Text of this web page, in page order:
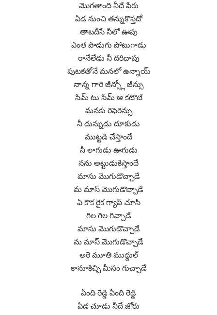
మొగతాంది నీదే పేరు
ఏడ నుంచి తన్నుకొస్తదో
తాటదీసే నీలో ఊపు
ఎంత పొడుగు పోటుగాడు
రానేలేడు నీ దరిదాపు
పుటకతోనే మనలో ఉన్నాయ్
నాన్న గారి జీన్స్లో జీన్సు
సేమ్ టు సేమ్ ఆ కటౌటే
మనకు రెఫెరెన్సు
నీ దున్నుడు దూకుడు
ముట్టడి చేస్తాందే
నీ లాగుడు ఊగుడు
నను అట్టుడుకిస్తాందే
మాసు మొగుడొచ్చాడే
మ మాస్ మొగుడొచ్చాడే
ఏ కొక రైక గ్యాప్ చూసి
గిల గిల గిచ్చాడే
మాసు మొగుడొచ్చాడే
మ మాస్ మొగుడొచ్చాడే
అరె మూతి ముద్దుల్
కానూకిచ్చి మీసం గుచ్చాడే
ఏంది రెడ్డి ఏంది రెడ్డి
ఏడ చూడు నీదే జోరు